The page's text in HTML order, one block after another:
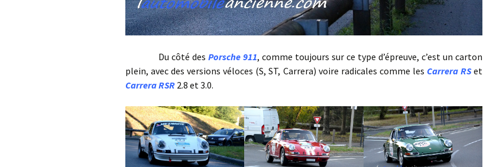
Du côté des Porsche 911, comme toujours sur ce type d’épreuve, c’est un carton
plein, avec des versions véloces (S, ST, Carrera) voire radicales comme les Carrera RSet
Carrera RSR 2.8 et 3.0.